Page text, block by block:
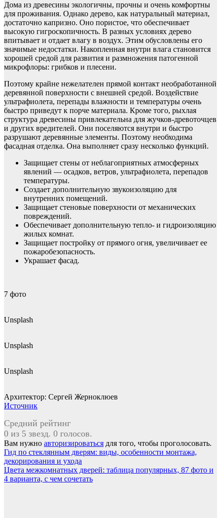
Дома из древесины экологичны, прочны и очень комфортны
для проживания. Однако дерево, как натуральный материал,
достаточно капризно. Оно пористое, что обеспечивает
высокую гигроскопичность. В разных условиях дерево
впитывает и отдает влагу в воздух. Этим обусловлены его
значимые недостатки. Накопленная внутри влага становится
хорошей средой для развития и размножения патогенной
микрофлоры: грибков и плесени.
Поэтому крайне нежелателен прямой контакт необработанной
деревянной поверхности с внешней средой. Воздействие
ультрафиолета, перепады влажности и температуры очень
быстро приведут к порче материала. Кроме того, рыхлая
структура древесины привлекательна для жучков-древоточцев
и других вредителей. Они поселяются внутри и быстро
разрушают деревянные элементы. Поэтому необходима
фасадная отделка. Она выполняет сразу несколько функций.
Защищает стены от неблагоприятных атмосферных
явлений — осадков, ветров, ультрафиолета, перепадов
температуры.
Создает дополнительную звукоизоляцию для
внутренних помещений.
Защищает стеновые поверхности от механических
повреждений.
Обеспечивает дополнительную тепло- и гидроизоляцию
жилых комнат.
Защищает постройку от прямого огня, увеличивает ее
пожаробезопасность.
Украшает фасад.
7 фото
Unsplash
Unsplash
Unsplash
Архитектор: Сергей Жерноклюев
Источник
Средний рейтинг
0 из 5 звезд. 0 голосов.
Вам нужно авторизироваться для того, чтобы проголосовать.
Навигация
по
записям
Гид по стеклянным дверям: виды, особенности монтажа,
декорирования и ухода
Цвета межкомнатных дверей: таблица популярных, 87 фото и
4 варианта, с чем сочетать